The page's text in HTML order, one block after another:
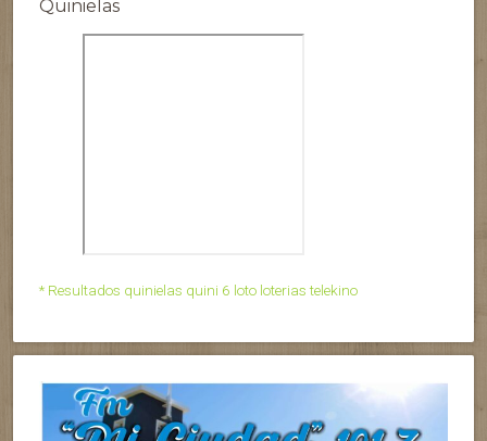
Quinielas
* Resultados quinielas quini 6 loto loterias telekino